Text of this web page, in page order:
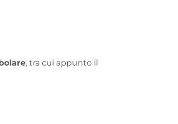
, tra cui appunto il